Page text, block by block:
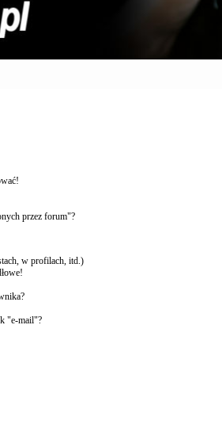
przez forum"?
w profilach, itd.)
"e-mail"?